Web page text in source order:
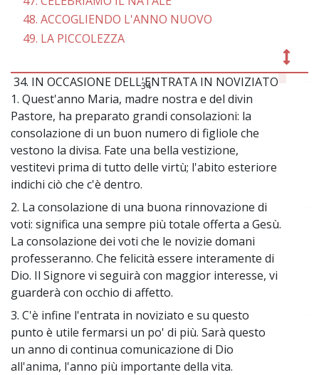
48. ACCOGLIENDO L'ANNO NUOVO
49. LA PICCOLEZZA
34. IN OCCASIONE DELL'ENTRATA IN NOVIZIATO
34
1. Quest'anno Maria, madre nostra e del divin
Pastore, ha preparato grandi consolazioni: la
consolazione di un buon numero di figliole che
vestono la divisa. Fate una bella vestizione,
vestitevi prima di tutto delle virtù; l'abito esteriore
indichi ciò che c'è dentro.
2. La consolazione di una buona rinnovazione di
voti: significa una sempre più totale offerta a Gesù.
La consolazione dei voti che le novizie domani
professeranno. Che felicità essere interamente di
Dio. Il Signore vi seguirà con maggior interesse, vi
guarderà con occhio di affetto.
3. C'è infine l'entrata in noviziato e su questo
punto è utile fermarsi un po' di più. Sarà questo
un anno di continua comunicazione di Dio
all'anima, l'anno più importante della vita.